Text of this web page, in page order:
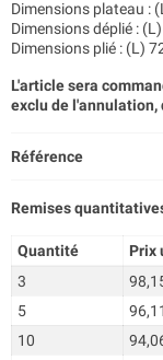
Dimensions plateau :
Dimensions déplié :
Dimensions plié : (L)
L'article sera
exclu de l'annulation,
Référence
Remises
Quantité Prix
3
5
10